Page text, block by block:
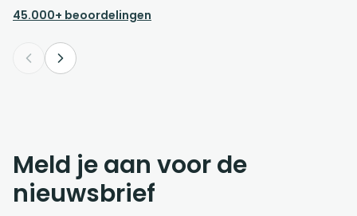
45.000+ beoordelingen
Meld je aan voor de
nieuwsbrief